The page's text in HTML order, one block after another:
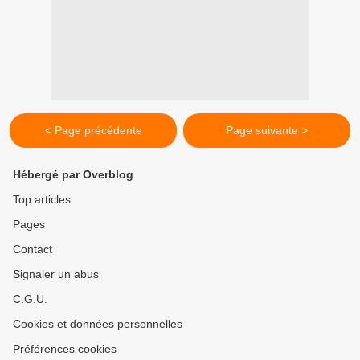
< Page précédente Page suivante >
Hébergé par Overblog
Top articles
Pages
Contact
Signaler un abus
C.G.U.
Cookies et données personnelles
Préférences cookies